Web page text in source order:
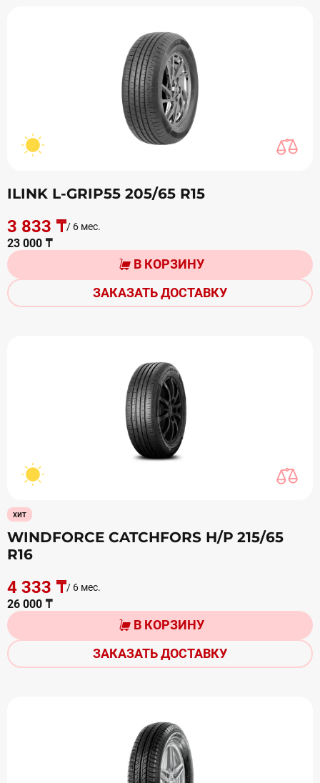
ILINK L-GRIP55 205/65 R15
3 833 ₸/ 6 мес.
23 000 ₸
В КОРЗИНУ
ЗАКАЗАТЬ ДОСТАВКУ
хит
WINDFORCE CATCHFORS Н/Р 215/65
R16
4 333 ₸/ 6 мес.
26 000 ₸
В КОРЗИНУ
ЗАКАЗАТЬ ДОСТАВКУ